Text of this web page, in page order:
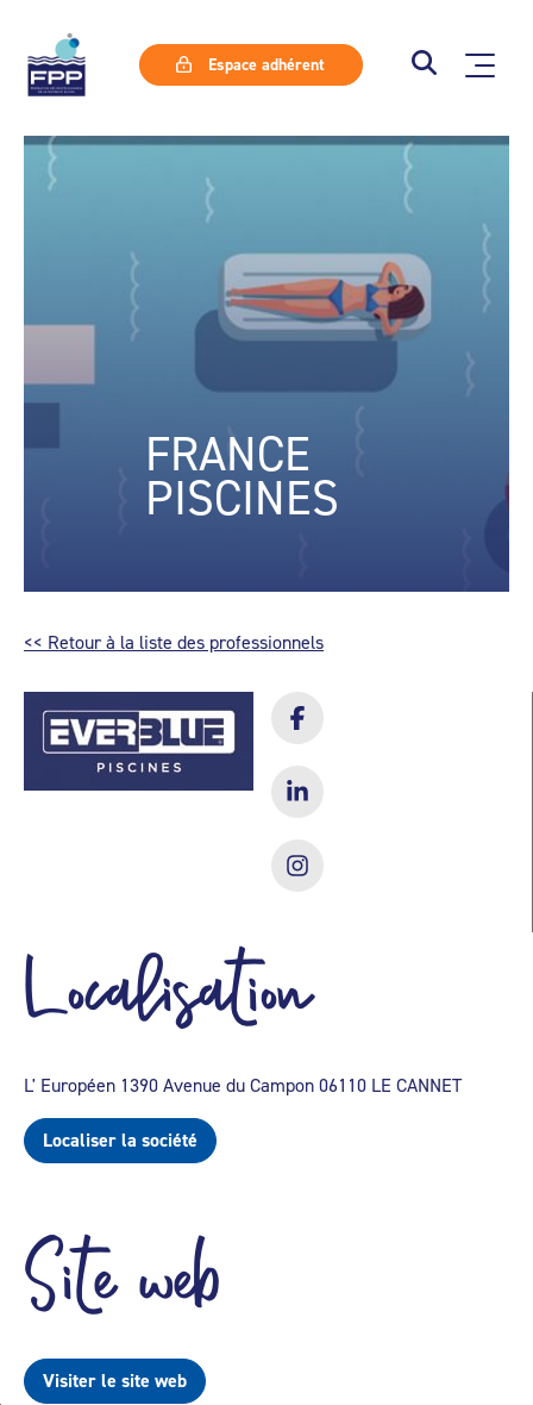
Espace adhérent
FRANCE
PISCINES
<< Retour à la liste des professionnels
Localisation
L' Européen 1390 Avenue du Campon 06110 LE CANNET
Localiser la société
Site web
Visiter le site web